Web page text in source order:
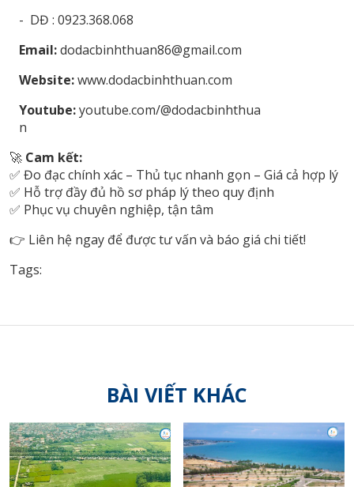
- DĐ : 0923.368.068
Email:dodacbinhthuan86@gmail.com
Website:www.dodacbinhthuan.com
Youtube:youtube.com/@dodacbinhthua
n
🚀 Cam kết:
✅ Đo đạc chính xác – Thủ tục nhanh gọn – Giá cả hợp lý
✅ Hỗ trợ đầy đủ hồ sơ pháp lý theo quy định
✅ Phục vụ chuyên nghiệp, tận tâm
👉 Liên hệ ngay để được tư vấn và báo giá chi tiết!
Tags:
BÀI VIẾT KHÁC